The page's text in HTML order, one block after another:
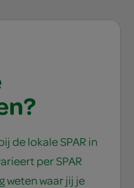
de lokale SPAR in
per SPAR
weten waar jij je